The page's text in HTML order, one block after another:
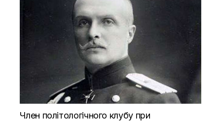
Член політологічного клубу при